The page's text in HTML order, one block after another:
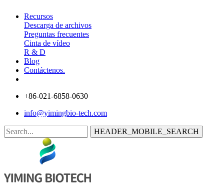
Recursos
Descarga de archivos
Preguntas frecuentes
Cinta de vídeo
R & D
Blog
Contáctenos.
+86-021-6858-0630
info@yimingbio-tech.com
HEADER_MOBILE_SEARCH